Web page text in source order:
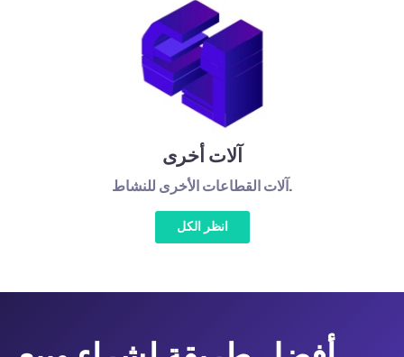
آلات أخرى
آلات القطاعات الأخرى للنشاط.
انظر الكل